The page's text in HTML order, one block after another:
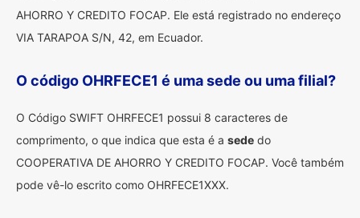
AHORRO Y CREDITO FOCAP. Ele está registrado no endereço
VIA TARAPOA S/N, 42, em Ecuador.
O código OHRFECE1 é uma sede ou uma filial?
O Código SWIFT OHRFECE1 possui 8 caracteres de
comprimento, o que indica que esta é a sede do
COOPERATIVA DE AHORRO Y CREDITO FOCAP. Você também
pode vê-lo escrito como OHRFECE1XXX.